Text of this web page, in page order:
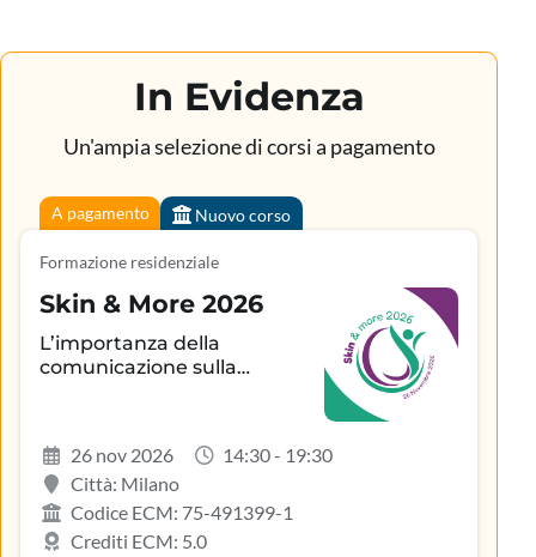
In Evidenza
Un'ampia selezione di corsi a pagamento
A pagamento Nuovo corso
Formazione residenziale
Skin & More 2026
L’importanza della
comunicazione sulla
dermatologica
26 nov 2026
14:30 - 19:30
Città: Milano
Codice ECM: 75-491399-1
Crediti ECM: 5.0